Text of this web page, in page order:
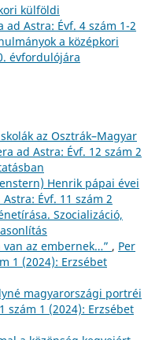
külföldi
ad Astra: Évf. 4 szám 1-2
a középkori
évfordulójára
az Osztrák–Magyar
ad Astra: Évf. 12 szám 2
Henrik pápai évei
Évf. 11 szám 2
Szocializáció,
az embernek…” , Per
1 (2024): Erzsébet
magyarországi portréi
szám 1 (2024): Erzsébet